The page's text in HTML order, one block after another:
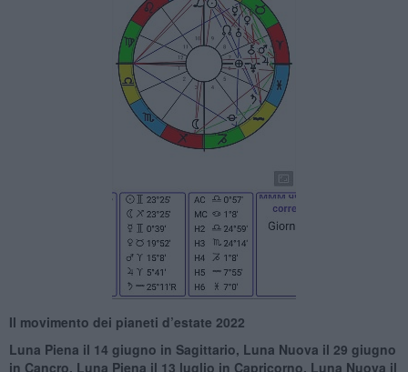
Il movimento dei pianeti d’estate 2022
Luna Piena il 14 giugno in Sagittario, Luna Nuova il 29 giugno
in Cancro, Luna Piena il 13 luglio in Capricorno, Luna Nuova il